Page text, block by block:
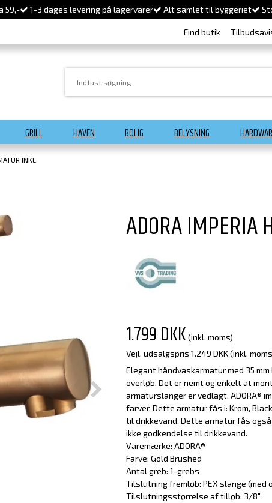
59,- 1-3 dages levering på lagervarer Alt samlet til byggeriet
Find butik
GRILL HAVEN BOLIG BELYSNING
INKL.
ADORA IMPERIA
1.799 DKK (inkl. moms)
Vejl. udsalgspris 1.249 DKK(inkl.
Elegant håndvaskarmatur med 35
overløb. Det er nemt og enkelt at
armaturslanger er vedlagt. ADORA®
farver. Dette armatur fås i: Krom,
til drikkevand. Dette armatur fås
ikke godkendelse til drikkevand.
Varemærke: ADORA®
Farve: Gold Brushed
Antal greb: 1-grebs
Tilslutning fremløb: PEX slange (med
Tilslutningsstørrelse af tilløb: 3/8"